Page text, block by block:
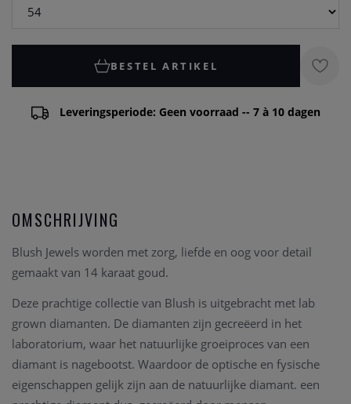
BESTEL ARTIKEL
Leveringsperiode: Geen voorraad -- 7 à 10 dagen
OMSCHRIJVING
Blush Jewels worden met zorg, liefde en oog voor detail
gemaakt van 14 karaat goud.
Deze prachtige collectie van Blush is uitgebracht met lab
grown diamanten. De diamanten zijn gecreëerd in het
laboratorium, waar het natuurlijke groeiproces van een
diamant is nagebootst. Waardoor de optische en fysische
eigenschappen gelijk zijn aan de natuurlijke diamant. een